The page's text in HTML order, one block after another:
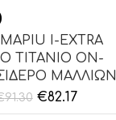
ΣΤΟ ΚΑΛΆΘΙ
I-EXTRA
TITANIO ON-
ΜΑΛΛΙΩΝ
91.30 €82.17